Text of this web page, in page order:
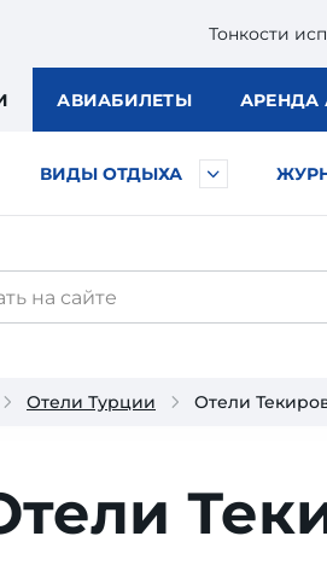
Тонкости
АВИАБИЛЕТЫ АРЕНДА
ВИДЫ ОТДЫХА
Отели Турции Отели